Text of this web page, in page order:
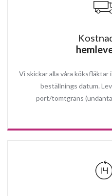
Vi skickar alla våra köksfläktar
beställnings datum.
port/tomtgräns